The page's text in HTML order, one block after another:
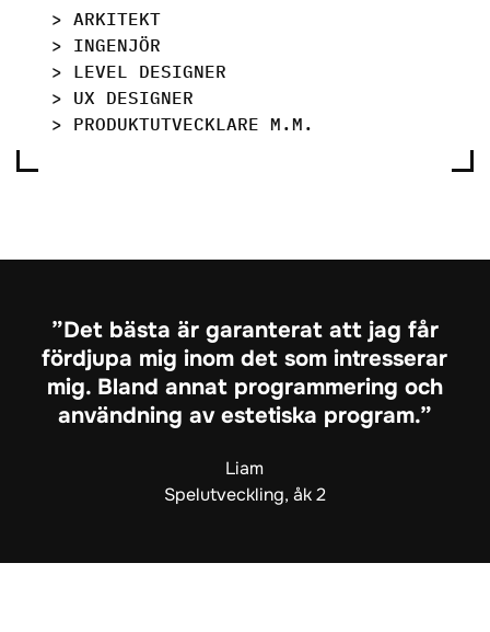
> ARKITEKT
> INGENJÖR
> LEVEL DESIGNER
> UX DESIGNER
> PRODUKTUTVECKLARE M.M.
Det bästa är garanterat att jag får
fördjupa mig inom det som intresserar
mig. Bland annat programmering och
användning av estetiska program.
Liam
Spelutveckling, åk 2